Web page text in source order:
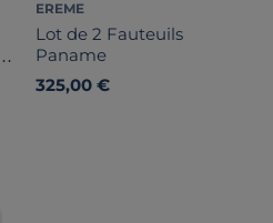
EREME
Lot de 2 Fauteuils
Paname
325,00 €